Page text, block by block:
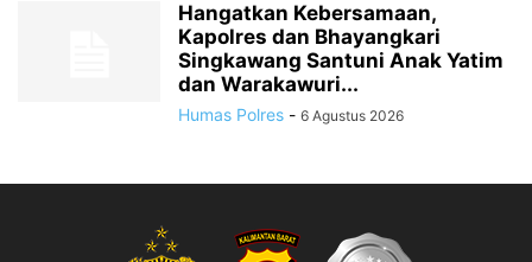
Hangatkan Kebersamaan,
Kapolres dan Bhayangkari
Singkawang Santuni Anak Yatim
dan Warakawuri...
Humas Polres - 6 Agustus 2026